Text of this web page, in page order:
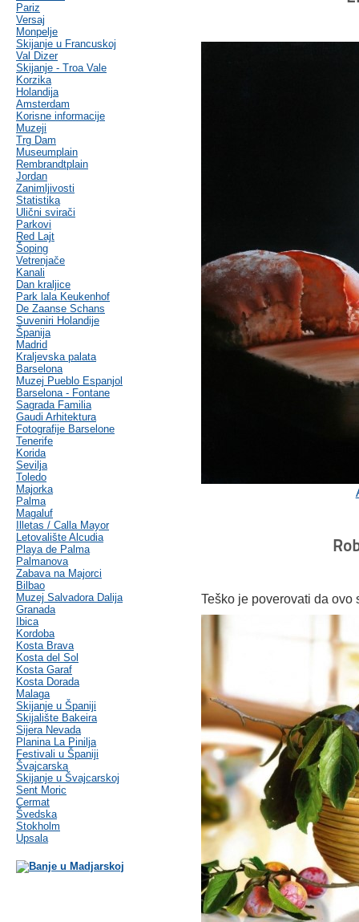
Pariz
Versaj
Monpelje
Skijanje u Francuskoj
Val Dizer
Skijanje - Troa Vale
Korzika
Holandija
Amsterdam
Korisne informacije
Muzeji
Trg Dam
Museumplain
Rembrandtplain
Jordan
Zanimljivosti
Statistika
Ulični svirači
Parkovi
Red Lajt
Šoping
Vetrenjače
Kanali
Dan kraljice
Park lala Keukenhof
De Zaanse Schans
Suveniri Holandije
Španija
Madrid
Kraljevska palata
Barselona
Muzej Pueblo Espanjol
Barselona - Fontane
Sagrada Familia
Gaudi Arhitektura
Fotografije Barselone
Tenerife
Korida
Sevilja
Toledo
Majorka
Palma
Magaluf
Illetas / Calla Mayor
Letovalište Alcudia
Playa de Palma
Palmanova
Zabava na Majorci
Bilbao
Muzej Salvadora Dalija
Granada
Ibica
Kordoba
Kosta Brava
Kosta del Sol
Kosta Garaf
Kosta Dorada
Malaga
Skijanje u Španiji
Skijalište Bakeira
Sijera Nevada
Planina La Pinilja
Festivali u Španiji
Švajcarska
Skijanje u Švajcarskoj
Sent Moric
Cermat
Švedska
Stokholm
Upsala
Teško je poverovati da ovo